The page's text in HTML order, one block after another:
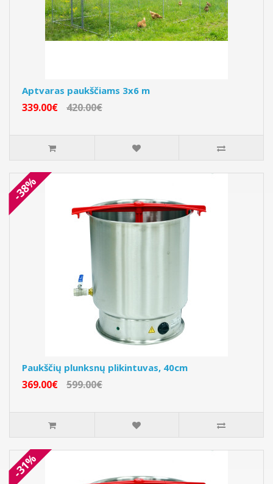
Aptvaras paukščiams 3x6 m
339.00€ 420.00€
-38%
Paukščių plunksnų plikintuvas, 40cm
369.00€ 599.00€
-31%